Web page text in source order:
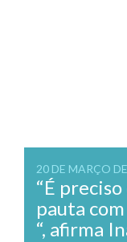
20 DE MARÇO
“É
pauta
“, afirma